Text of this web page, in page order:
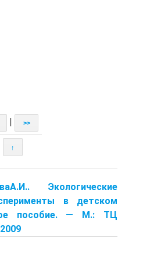
>>
↑
Экологические
в детском
пособие. — М.: ТЦ